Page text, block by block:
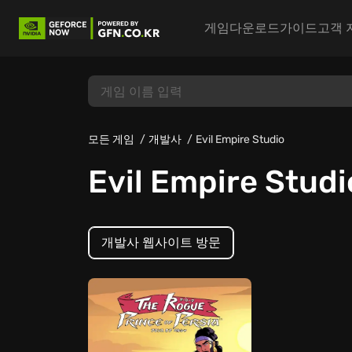
게임다운로드가이드고객
모든 게임 개발사 Evil Empire Studio
Evil Empire
개발사 웹사이트 방문